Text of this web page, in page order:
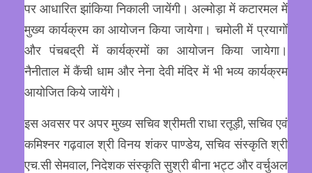
पर आधारित झांकिया निकाली जायेंगी। अल्मोड़ा में कटारमल में
मुख्य कार्यक्रम का आयोजन किया जायेगा। चमोली में प्रयागों
और पंचबद्री में कार्यक्रमों का आयोजन किया जायेगा।
नैनीताल में कैंची धाम और नेना देवी मंदिर में भी भव्य कार्यक्रम
आयोजित किये जायेंगे।
इस अवसर पर अपर मुख्य सचिव श्रीमती राधा रतूड़ी, सचिव एवं
कमिश्नर गढ़वाल श्री विनय शंकर पाण्डेय, सचिव संस्कृति श्री
एच.सी सेमवाल, निदेशक संस्कृति सुश्री बीना भट्ट और वर्चुअल